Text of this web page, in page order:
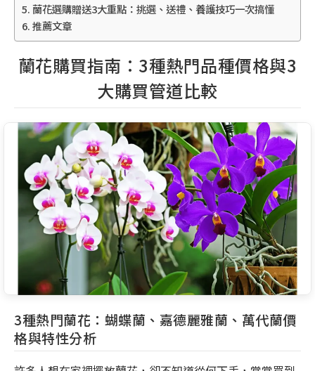
蘭花選購贈送3大重點：挑選、送禮、養護技巧一次搞懂
推薦文章
蘭花購買指南：3種熱門品種價格與3
大購買管道比較
3種熱門蘭花：蝴蝶蘭、嘉德麗雅蘭、萬代蘭價
格與特性分析